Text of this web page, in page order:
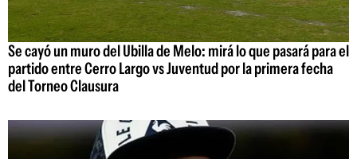
Se cayó un muro del Ubilla de Melo: mirá lo que pasará para el
partido entre Cerro Largo vs Juventud por la primera fecha
del Torneo Clausura